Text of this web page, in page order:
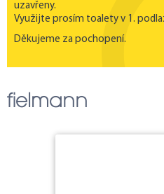
uzavřeny.
Využijte prosím toalety v 1.
Děkujeme za pochopení.
fielmann